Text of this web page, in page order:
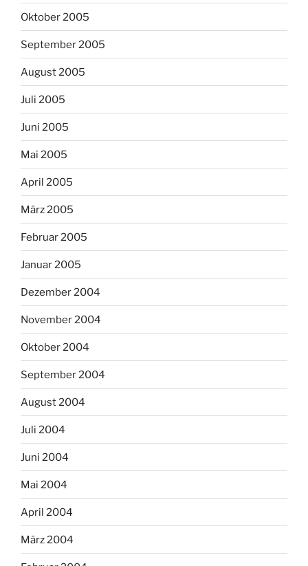
Oktober 2005
September 2005
August 2005
Juli 2005
Juni 2005
Mai 2005
April 2005
März 2005
Februar 2005
Januar 2005
Dezember 2004
November 2004
Oktober 2004
September 2004
August 2004
Juli 2004
Juni 2004
Mai 2004
April 2004
März 2004